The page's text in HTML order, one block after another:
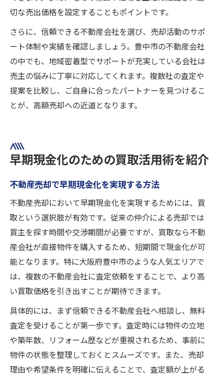
切な売出価格を設定することもポイントです。
さらに、信頼できる不動産会社を選び、売却活動のサポ
ート体制や実績を確認しましょう。豊中市の不動産会社
の中でも、地域密着型でサポートが充実している会社は
売主の悩みに丁寧に対応してくれます。複数社の査定や
提案を比較し、ご自身に合ったパートナーを見つけるこ
とが、高額売却への近道となります。
早期現金化のための買取活用術を紹介
不動産売却で早期現金化を実現する方法
不動産売却において早期現金化を実現するためには、買
取という選択肢が有効です。従来の仲介による売却では
買主を探す時間や交渉期間が必要ですが、買取なら不動
産会社が直接物件を購入するため、短期間で現金化が可
能となります。特に大阪府豊中市のような人気エリアで
は、複数の不動産会社に査定依頼をすることで、より高
い買取価格を引き出すことが期待できます。
具体的には、まず信頼できる不動産会社へ相談し、無料
査定を受けることが第一歩です。査定時には物件の立地
や築年数、リフォーム歴などが重視されるため、事前に
物件の状態を整理しておくとスムーズです。また、売却
理由や希望条件を明確に伝えることで、査定額が上がる